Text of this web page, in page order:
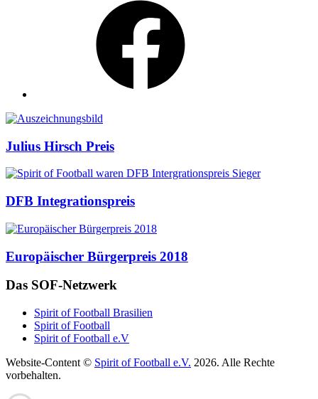
Auszeichnungen
Julius Hirsch Preis
DFB Integrationspreis
Europäischer Bürgerpreis 2018
Das SOF-Netzwerk
Spirit of Football Brasilien
Spirit of Football
Spirit of Football e.V
Website-Content © Spirit of Football e.V. 2026. Alle Rechte
vorbehalten.